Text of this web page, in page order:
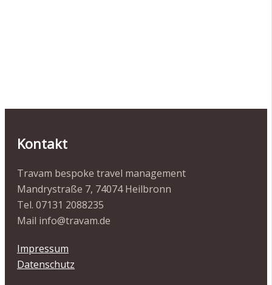
Kontakt
Travam bespoke travel management
Mandrystraße 7, 74074 Heilbronn
Tel. 07131 2088235
Mail info@travam.de
Impressum
Datenschutz